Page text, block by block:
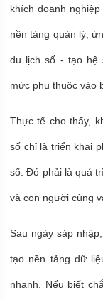
khích doanh
nền tảng quản lý,
du lịch số - tạo hệ
mức phụ thuộc vào
Thực tế cho thấy,
số chỉ là triển khai
số. Đó phải là quá
và con người cùng
Sau ngày sáp
tạo nền tảng dữ
nhanh. Nếu biết